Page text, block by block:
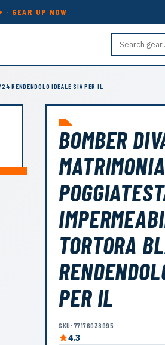
GEAR UP NOW
RENDENDOLO IDEALE SIA PER IL
BOMBER
TORTORA
PER IL
SKU: 77176038995
4.3